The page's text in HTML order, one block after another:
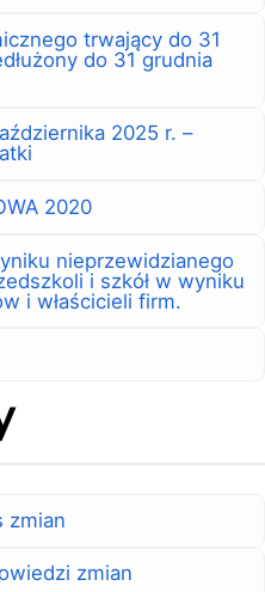
trwający do 31
do 31 grudnia
2025 r. –
2020
nieprzewidzianego
i szkół w wyniku
i właścicieli firm.
zmian
zmian